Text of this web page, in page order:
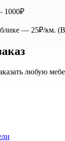
1000₽
— 25₽/км.
любую